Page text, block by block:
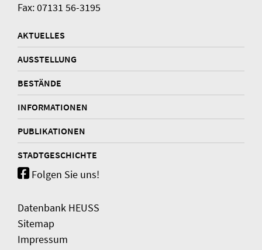
Fax: 07131 56-3195
AKTUELLES
AUSSTELLUNG
BESTÄNDE
INFORMATIONEN
PUBLIKATIONEN
STADTGESCHICHTE
Folgen Sie uns!
Datenbank HEUSS
Sitemap
Impressum